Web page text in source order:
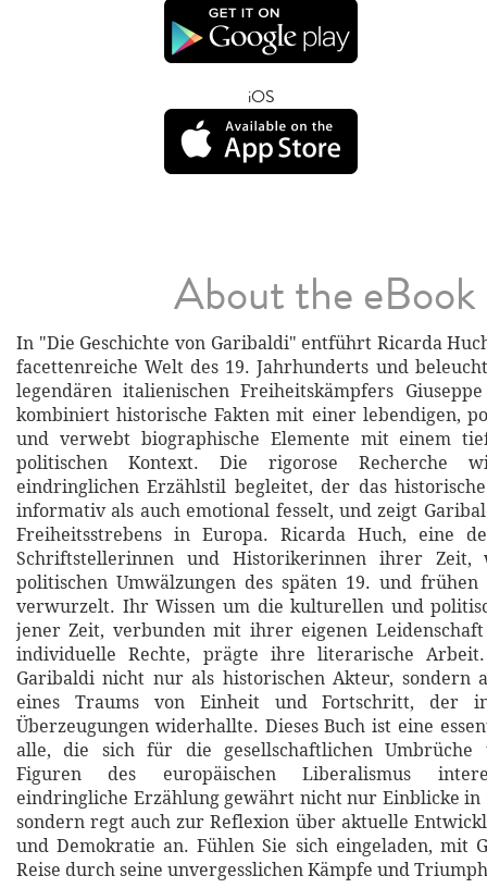
iOS
About the eBook
In "Die Geschichte von Garibaldi" entführt Ricarda
facettenreiche Welt des 19. Jahrhunderts und
legendären italienischen Freiheitskämpfers
kombiniert historische Fakten mit einer lebendigen,
und verwebt biographische Elemente mit einem
politischen Kontext. Die rigorose Recherche
eindringlichen Erzählstil begleitet, der das
informativ als auch emotional fesselt, und zeigt
Freiheitsstrebens in Europa. Ricarda Huch, eine
Schriftstellerinnen und Historikerinnen ihrer
politischen Umwälzungen des späten 19. und frühen
verwurzelt. Ihr Wissen um die kulturellen und
jener Zeit, verbunden mit ihrer eigenen
individuelle Rechte, prägte ihre literarische
Garibaldi nicht nur als historischen Akteur, sondern
eines Traums von Einheit und Fortschritt, der
Überzeugungen widerhallte. Dieses Buch ist eine
alle, die sich für die gesellschaftlichen Umbrüche
Figuren des europäischen Liberalismus
eindringliche Erzählung gewährt nicht nur Einblicke in
sondern regt auch zur Reflexion über aktuelle
und Demokratie an. Fühlen Sie sich eingeladen, mit
Reise durch seine unvergesslichen Kämpfe und